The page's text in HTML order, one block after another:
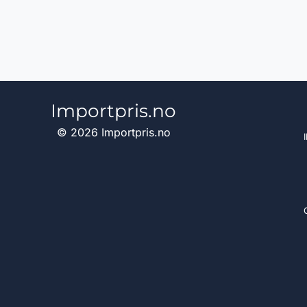
Importpris.no
© 2026 Importpris.no